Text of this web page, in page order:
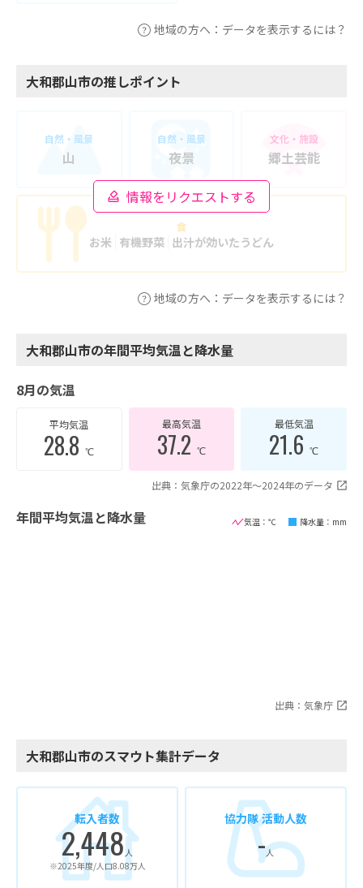
地域の方へ：データを表示するには？
大和郡山市の推しポイント
情報をリクエストする
自然・風景
山
自然・風景
夜景
文化・施設
郷土芸能
食
お米 有機野菜 出汁が効いたうどん
地域の方へ：データを表示するには？
大和郡山市の年間平均気温と降水量
8月の気温
平均気温
28.8℃
最高気温
37.2 ℃
最低気温
21.6℃
出典：気象庁の2022年〜2024年のデータ
年間平均気温と降水量 気温：℃ 降水量：mm
出典：気象庁
大和郡山市のスマウト集計データ
転入者数
2,448人
※2025年度/人口8.08万人
協力隊 活動人数
-人